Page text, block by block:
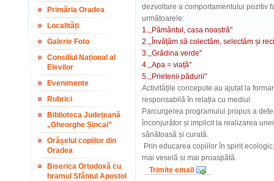
Primăria Oradea
Localități
Galerie Foto
Consiliul Național al
Elevilor
Evenimente
Rubrici
Biblioteca Județeană
„Gheorghe Șincai”
Orășelul copiilor din
Oradea
Biserica Ortodoxă cu
hramul Sfântul Apostol
dezvoltare a comportamentului pozitiv
următoarele:
1.,,Pământul, casa noastră"
2.,,Învățăm să colectăm, selectăm și
3.,,Grădina verde"
4.,,Apa = viață"
5.,,Prietenii pădurii"
Activitățile concepute au ajutat la
responsabilă în relația cu mediul.
Parcurgerea programului propus a
înconjurător și implicit la realizarea
sănătoasă și curată.
Prin educarea copiilor în spirit
mai veselă si mai proaspătă.
Trimite email